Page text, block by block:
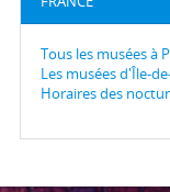
Tous les musées à
Les musées d'Île-
Horaires des